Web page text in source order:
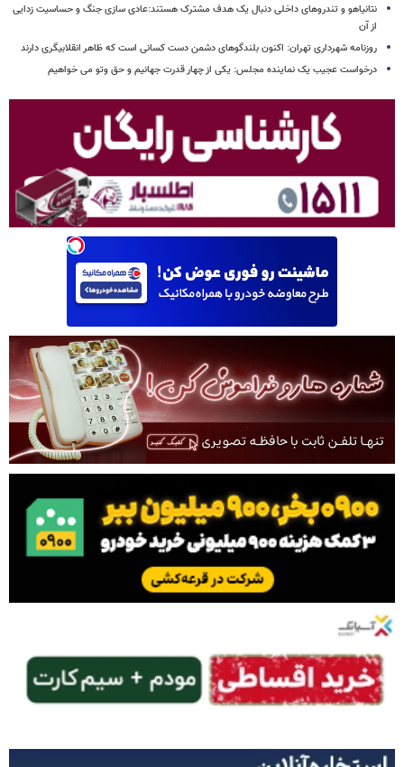
نتانیاهو و تندروهای داخلی دنبال یک هدف مشترک هستند:عادی سازی جنگ و حساسیت زدایی
از آن
روزنامه شهرداری تهران: اکنون بلندگوهای دشمن دست کسانی است که ظاهر انقلابیگری دارند
درخواست عجیب یک نماینده مجلس: یکی از چهار قدرت جهانیم و حق وتو می خواهیم